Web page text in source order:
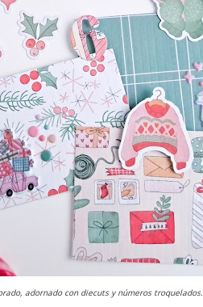
adornado con diecuts y números troquelados.